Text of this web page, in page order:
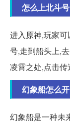
怎么上北斗
进入原神,玩家
号,走到船头上,
凌霄之处,点击
幻象船怎么
幻象船是一种未